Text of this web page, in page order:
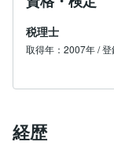
税理士
取得年：2007年 /
経歴